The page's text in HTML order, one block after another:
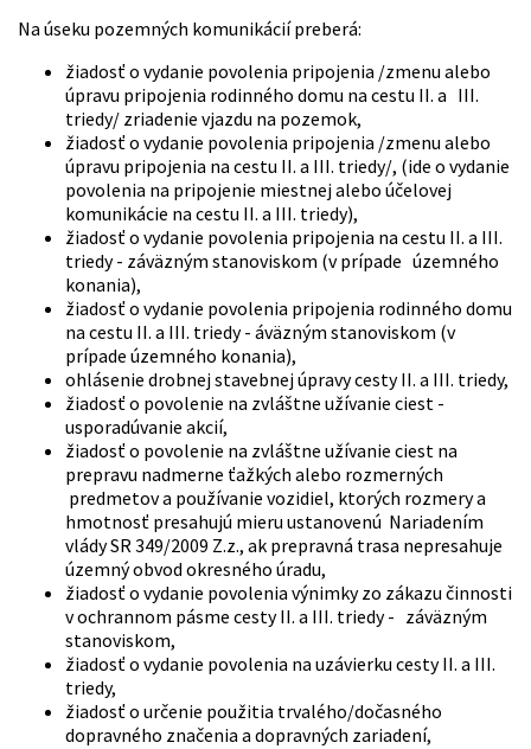
Na úseku pozemných komunikácií preberá:
žiadosť o vydanie povolenia pripojenia /zmenu alebo
úpravu pripojenia rodinného domu na cestu II. a III.
triedy/ zriadenie vjazdu na pozemok,
žiadosť o vydanie povolenia pripojenia /zmenu alebo
úpravu pripojenia na cestu II. a III. triedy/, (ide o vydanie
povolenia na pripojenie miestnej alebo účelovej
komunikácie na cestu II. a III. triedy),
žiadosť o vydanie povolenia pripojenia na cestu II. a III.
triedy - záväzným stanoviskom (v prípade územného
konania),
žiadosť o vydanie povolenia pripojenia rodinného domu
na cestu II. a III. triedy - áväzným stanoviskom (v
prípade územného konania),
ohlásenie drobnej stavebnej úpravy cesty II. a III. triedy,
žiadosť o povolenie na zvláštne užívanie ciest -
usporadúvanie akcií,
žiadosť o povolenie na zvláštne užívanie ciest na
prepravu nadmerne ťažkých alebo rozmerných
predmetov a používanie vozidiel, ktorých rozmery a
hmotnosť presahujú mieru ustanovenú Nariadením
vlády SR 349/2009 Z.z., ak prepravná trasa nepresahuje
územný obvod okresného úradu,
žiadosť o vydanie povolenia výnimky zo zákazu činnosti
v ochrannom pásme cesty II. a III. triedy - záväzným
stanoviskom,
žiadosť o vydanie povolenia na uzávierku cesty II. a III.
triedy,
žiadosť o určenie použitia trvalého/dočasného
dopravného značenia a dopravných zariadení,